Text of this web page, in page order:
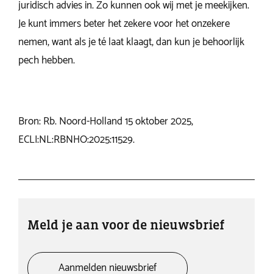
Meld je aan voor de nieuwsbrief
Aanmelden nieuwsbrief
juridisch advies in. Zo kunnen ook wij met je meekijken.
Je kunt immers beter het zekere voor het onzekere
nemen, want als je té laat klaagt, dan kun je behoorlijk
pech hebben.
Bron: Rb. Noord-Holland 15 oktober 2025,
ECLI:NL:RBNHO:2025:11529.